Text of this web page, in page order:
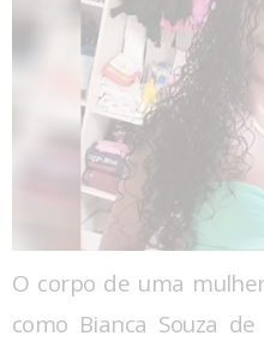
O corpo de uma
como Bianca Souza